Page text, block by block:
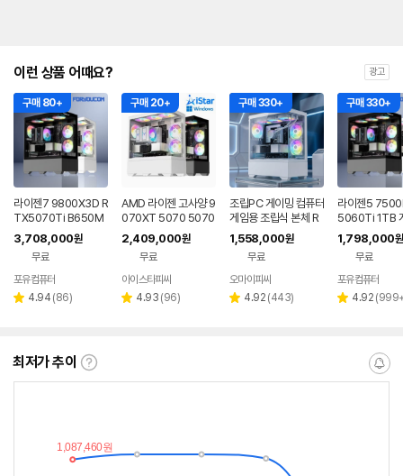
이런 상품 어때요? 광고
구매 80+
라이젠7 9800X3D R
TX5070Ti B650M
WIFI 게이밍컴퓨터 고
사양 조립PC
3,708,000원
무료
포유컴퓨터
별 4.94 리
(86)
구매 20+
AMD 라이젠 고사양 9
070XT 5070 5070
Ti 아이온2 POE2 조
립 PC 작업용 게임용
컴퓨터 00번
2,409,000원
무료
아이스타피씨
별 4.93 리
(96)
구매 330+
조립PC 게이밍 컴퓨터
게임용 조립식 본체 R
TX5060 TI 고사양
아이온2 UL2
1,558,000원
무료
오마이피씨
별 4.92 리
(443)
구매 330+
라이젠5
5060Ti 1TB
컴퓨터 조립
견적 배그 주식
1,798,000원
무료
포유컴퓨터
별 4.92 리
(
최저가 추이
최
란?
알